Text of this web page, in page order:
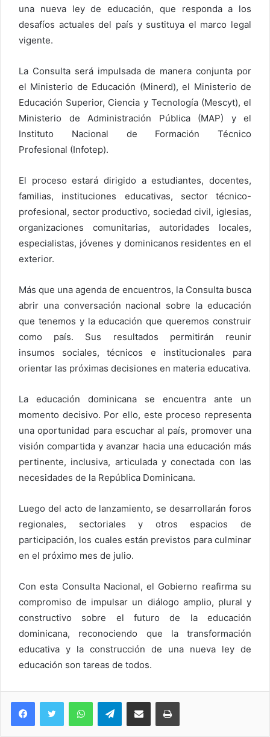
una nueva ley de educación, que responda a los
desafíos actuales del país y sustituya el marco legal
vigente.
La Consulta será impulsada de manera conjunta por
el Ministerio de Educación (Minerd), el Ministerio de
Educación Superior, Ciencia y Tecnología (Mescyt), el
Ministerio de Administración Pública (MAP) y el
Instituto Nacional de Formación Técnico
Profesional (Infotep).
El proceso estará dirigido a estudiantes, docentes,
familias, instituciones educativas, sector técnico-
profesional, sector productivo, sociedad civil, iglesias,
organizaciones comunitarias, autoridades locales,
especialistas, jóvenes y dominicanos residentes en el
exterior.
Más que una agenda de encuentros, la Consulta busca
abrir una conversación nacional sobre la educación
que tenemos y la educación que queremos construir
como país. Sus resultados permitirán reunir
insumos sociales, técnicos e institucionales para
orientar las próximas decisiones en materia educativa.
La educación dominicana se encuentra ante un
momento decisivo. Por ello, este proceso representa
una oportunidad para escuchar al país, promover una
visión compartida y avanzar hacia una educación más
pertinente, inclusiva, articulada y conectada con las
necesidades de la República Dominicana.
Luego del acto de lanzamiento, se desarrollarán foros
regionales, sectoriales y otros espacios de
participación, los cuales están previstos para culminar
en el próximo mes de julio.
Con esta Consulta Nacional, el Gobierno reafirma su
compromiso de impulsar un diálogo amplio, plural y
constructivo sobre el futuro de la educación
dominicana, reconociendo que la transformación
educativa y la construcción de una nueva ley de
educación son tareas de todos.
WhatsAppTelegramCompartir via Email Imprimi